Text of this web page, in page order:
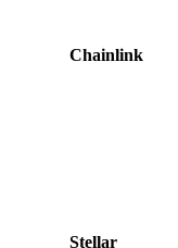
Chainlink
Stellar